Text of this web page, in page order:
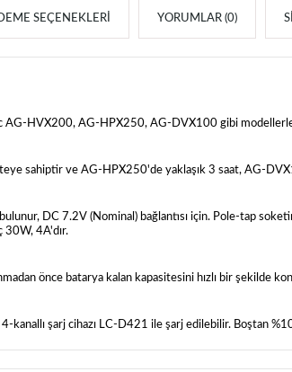
SEÇENEKLERI YORUMLAR (0)
AG-HVX200, AG-HPX250, AG-DVX100 gibi
sahiptir ve AG-HPX250'de yaklaşık 3 saat, AG-
DC 7.2V (Nominal) bağlantısı için. Pole-tap
30W, 4A'dır.
önce batarya kalan kapasitesini hızlı bir şekilde
kanallı şarj cihazı LC-D421 ile şarj edilebilir. Boştan